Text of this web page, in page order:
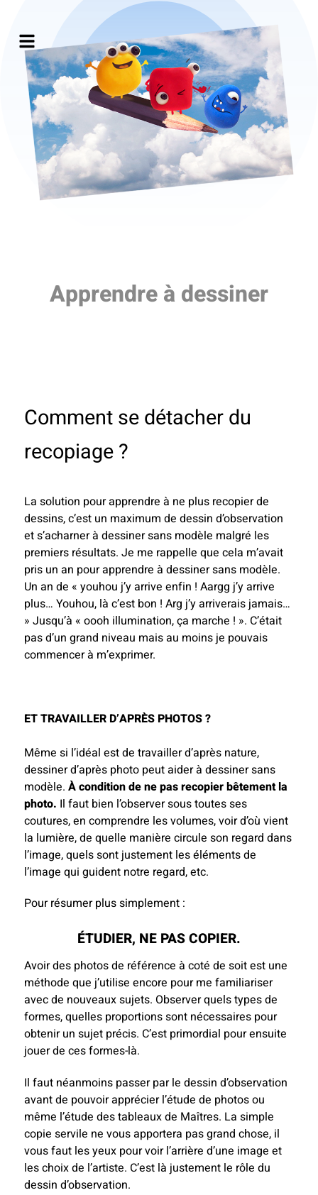
Apprendre à dessiner
Comment se détacher du
recopiage ?
La solution pour apprendre à ne plus recopier de
dessins, c’est un maximum de dessin d’observation
et s’acharner à dessiner sans modèle malgré les
premiers résultats. Je me rappelle que cela m’avait
pris un an pour apprendre à dessiner sans modèle.
Un an de « youhou j’y arrive enfin ! Aargg j’y arrive
plus… Youhou, là c’est bon ! Arg j’y arriverais jamais…
» Jusqu’à « oooh illumination, ça marche ! ». C’était
pas d’un grand niveau mais au moins je pouvais
commencer à m’exprimer.
ET TRAVAILLER D’APRÈS PHOTOS ?
Même si l’idéal est de travailler d’après nature,
dessiner d’après photo peut aider à dessiner sans
modèle. À condition dene pas recopier bêtement la
photo. Il faut bien l’observer sous toutes ses
coutures, en comprendre les volumes, voir d’où vient
la lumière, de quelle manière circule son regard dans
l’image, quels sont justement les éléments de
l’image qui guident notre regard, etc.
Pour résumer plus simplement :
ÉTUDIER, NE PAS COPIER.
Avoir des photos de référence à coté de soit est une
méthode que j’utilise encore pour me familiariser
avec de nouveaux sujets. Observer quels types de
formes, quelles proportions sont nécessaires pour
obtenir un sujet précis. C’est primordial pour ensuite
jouer de ces formes-là.
Il faut néanmoins passer par le dessin d’observation
avant de pouvoir apprécier l’étude de photos ou
même l’étude des tableaux de Maîtres. La simple
copie servile ne vous apportera pas grand chose, il
vous faut les yeux pour voir l’arrière d’une image et
les choix de l’artiste. C’est là justement le rôle du
dessin d’observation.